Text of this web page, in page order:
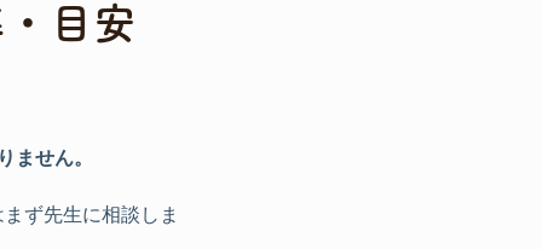
目安
ません。
ず先生に相談しま